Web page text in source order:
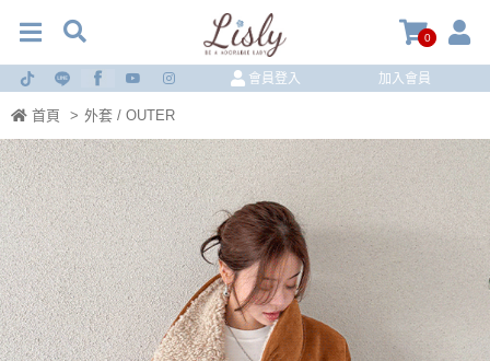
0
會員登入 加入會員
首頁 > 外套 / OUTER